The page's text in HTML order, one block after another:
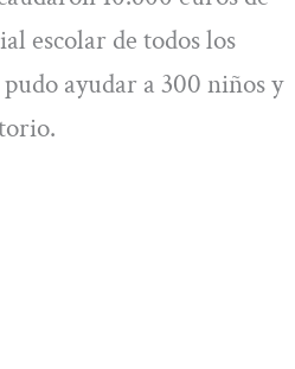
escolar de todos los
ayudar a 300 niños y